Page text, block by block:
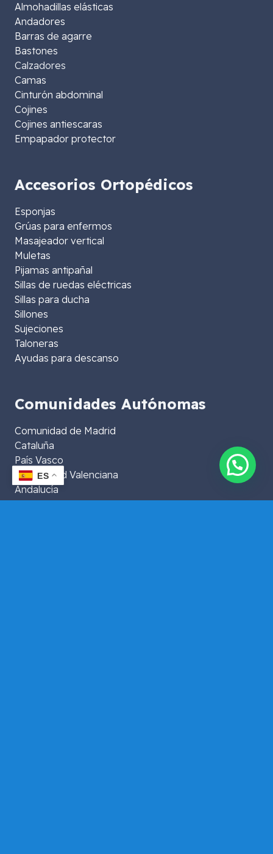
Almohadillas elásticas
Andadores
Barras de agarre
Bastones
Calzadores
Camas
Cinturón abdominal
Cojines
Cojines antiescaras
Empapador protector
Accesorios Ortopédicos
Esponjas
Grúas para enfermos
Masajeador vertical
Muletas
Pijamas antipañal
Sillas de ruedas eléctricas
Sillas para ducha
Sillones
Sujeciones
Taloneras
Ayudas para descanso
Comunidades Autónomas
Comunidad de Madrid
Cataluña
País Vasco
Comunidad Valenciana
Andalucía
Islas Baleares
ES